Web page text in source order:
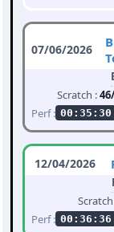
07/06/2026
Scratch :
Perf : 00:35:30
12/04/2026
Perf : 00:36:36